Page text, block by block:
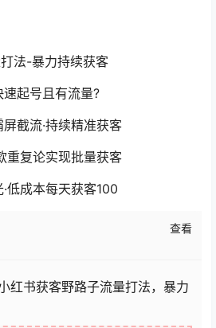
法-暴力持续获客
起号且有流量?
截流·持续精准获客
重复论实现批量获客
低成本每天获客100
查看
红书获客野路子流量打法，暴力